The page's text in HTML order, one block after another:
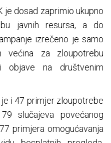
je dosad zaprimio ukupno
javnih resursa, a do
izrečeno je samo
većina za zloupotrebu
objave na društvenim
i 47 primjer zloupotrebe
slučajeva povećanog
primjera omogućavanja